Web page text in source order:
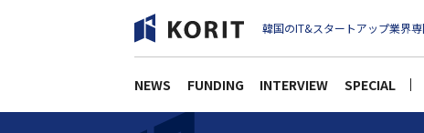
韓国のIT&スタートアップ業界専
NEWS FUNDING INTERVIEW SPECIAL